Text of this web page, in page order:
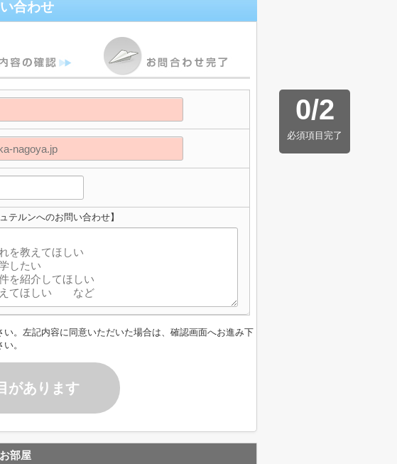
合わせ
0/2
必須項目完了
テルンへのお問い合わせ】
い。左記内容に同意いただいた場合は、確認画面へお進み下
い。
があります
部屋